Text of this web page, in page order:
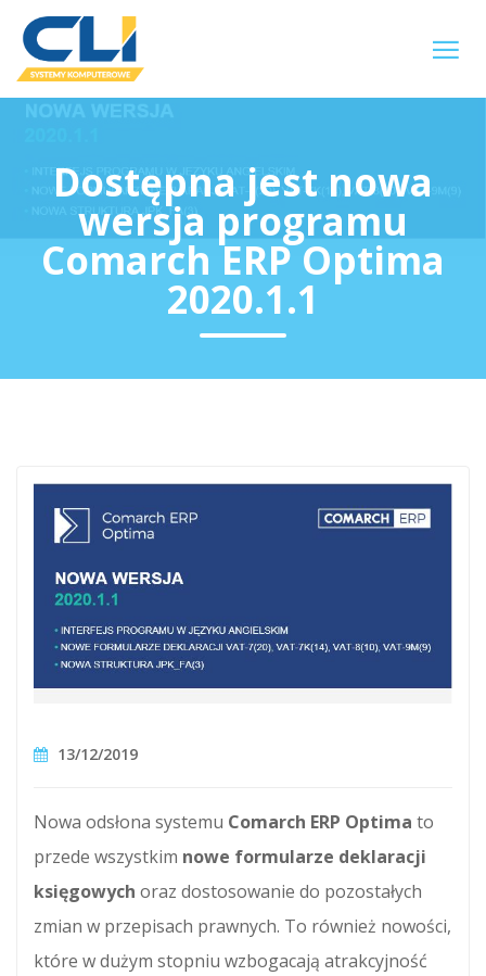
Dostępna jest nowa
wersja programu
Comarch ERP Optima
2020.1.1
13/12/2019
Nowa odsłona systemu Comarch ERP Optima to
przede wszystkim nowe formularze deklaracji
księgowych oraz dostosowanie do pozostałych
zmian w przepisach prawnych. To również nowości,
które w dużym stopniu wzbogacają atrakcyjność